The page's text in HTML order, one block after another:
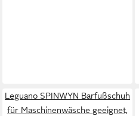
Leguano SPINWYN Barfußschuh
für Maschinenwäsche geeignet,